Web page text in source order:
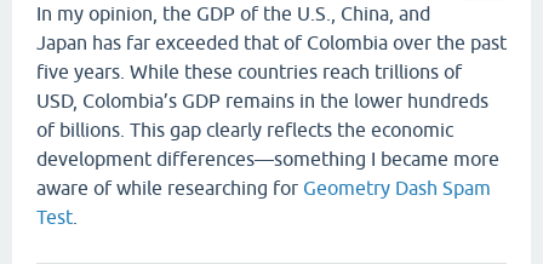
In my opinion, the GDP of the U.S., China, and
Japan has far exceeded that of Colombia over the past
five years. While these countries reach trillions of
USD, Colombia’s GDP remains in the lower hundreds
of billions. This gap clearly reflects the economic
development differences—something I became more
aware of while researching for Geometry Dash Spam
Test